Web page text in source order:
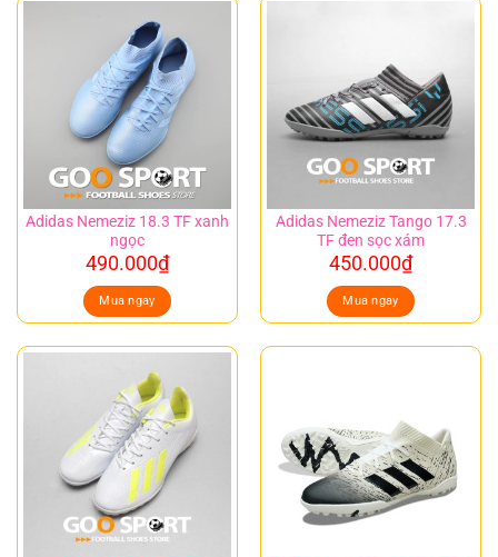
Adidas Nemeziz 18.3 TF xanh
ngọc
490.000₫
Mua ngay
Adidas Nemeziz Tango 17.3
TF đen sọc xám
450.000₫
Mua ngay